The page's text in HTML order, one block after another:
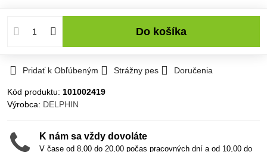
Do košíka
Pridať k Obľúbeným Strážny pes Doručenia
Kód produktu: 101002419
Výrobca: DELPHIN
K nám sa vždy dovoláte
V čase od 8,00 do 20,00 počas pracovných dní a od 10,00 do